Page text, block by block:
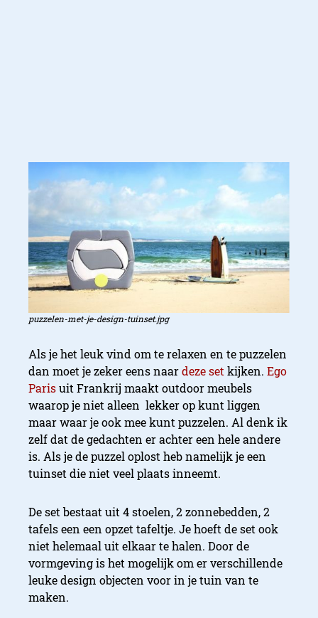
puzzelen-met-je-design-tuinset.jpg
Als je het leuk vind om te relaxen en te puzzelen
dan moet je zeker eens naardeze set kijken. Ego
Parisuit Frankrij maakt outdoor meubels
waarop je niet alleen lekker op kunt liggen
maar waar je ook mee kunt puzzelen. Al denk ik
zelf dat de gedachten er achter een hele andere
is. Als je de puzzel oplost heb namelijk je een
tuinset die niet veel plaats inneemt.
De set bestaat uit 4 stoelen, 2 zonnebedden, 2
tafels een een opzet tafeltje. Je hoeft de set ook
niet helemaal uit elkaar te halen. Door de
vormgeving is het mogelijk om er verschillende
leuke design objecten voor in je tuin van te
maken.